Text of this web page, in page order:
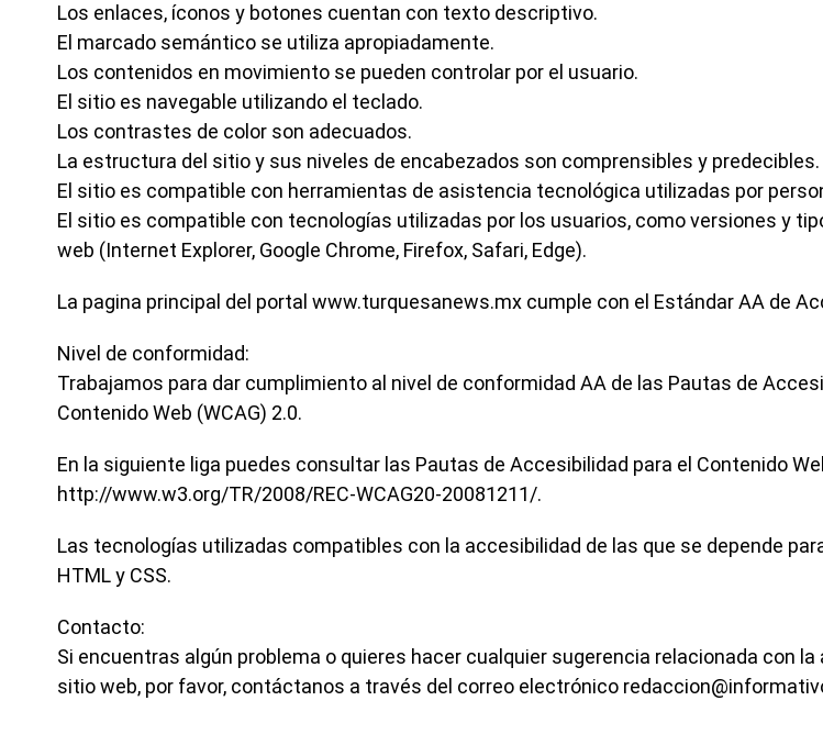
Los enlaces, íconos y botones cuentan con texto descriptivo.
El marcado semántico se utiliza apropiadamente.
Los contenidos en movimiento se pueden controlar por el usuario.
El sitio es navegable utilizando el teclado.
Los contrastes de color son adecuados.
La estructura del sitio y sus niveles de encabezados son comprensibles y predecibles.
El sitio es compatible con herramientas de asistencia tecnológica utilizadas por
El sitio es compatible con tecnologías utilizadas por los usuarios, como versiones y
web (Internet Explorer, Google Chrome, Firefox, Safari, Edge).
La pagina principal del portal www.turquesanews.mx cumple con el Estándar AA de
Nivel de conformidad:
Trabajamos para dar cumplimiento al nivel de conformidad AA de las Pautas de
Contenido Web (WCAG) 2.0.
En la siguiente liga puedes consultar las Pautas de Accesibilidad para el Contenido
http://www.w3.org/TR/2008/REC-WCAG20-20081211/.
Las tecnologías utilizadas compatibles con la accesibilidad de las que se depende
HTML y CSS.
Contacto:
Si encuentras algún problema o quieres hacer cualquier sugerencia relacionada con
sitio web, por favor, contáctanos a través del correo electrónico